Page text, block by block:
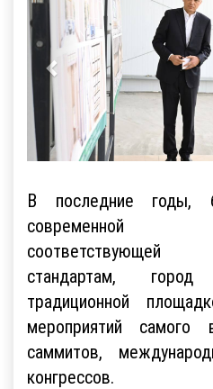
В последние годы,
современной
стандартам,
традиционной
мероприятий
саммитов,
конгрессов.